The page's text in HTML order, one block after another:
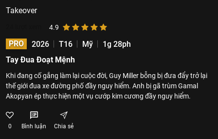
Takeover
4.9
PRO 2026 T16 Mỹ
1g 28ph
Tay Đua Đoạt Mệnh
Khi đang cố gắng làm lại cuộc đời, Guy Miller bỗng bị đưa đẩy trở lại
thế giới đua xe đường phố đầy nguy hiểm. Anh bị gã trùm Gamal
Akopyan ép thực hiện một vụ cướp kim cương đầy nguy hiểm.
0 Bình luận Chia sẻ